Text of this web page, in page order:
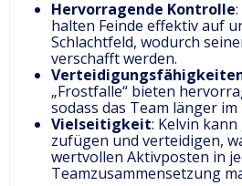
Hervorragende Kontrolle
halten Feinde effektiv auf
Schlachtfeld, wodurch
verschafft werden.
„Frostfalle“ bieten
sodass das Team länger
Vielseitigkeit: Kelvin
zufügen und verteidigen,
wertvollen Aktivposten in
Teamzusammensetzung